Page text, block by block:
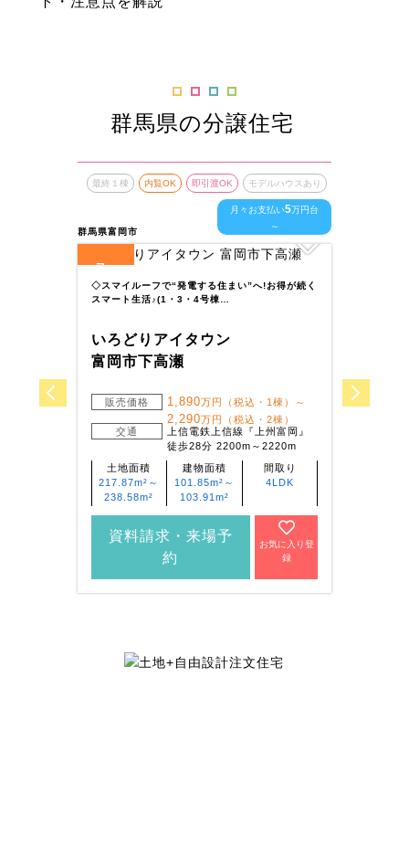
群馬県の分譲住宅
群馬県富岡市
最終１棟 内覧OK 即引渡OK モデルハウスあり
月々お支払い5万円台
～
7
◇スマイルーフで“発電する住まい”へ!お得が続く
スマート生活♪(1・3・4号棟…
いろどりアイタウン
富岡市下高瀬
販売価格 1,890万円（税込・1棟）～
2,290万円（税込・2棟）
交通
上信電鉄上信線『上州富岡』
徒歩28分 2200m～2220m
土地面積
217.87m²～
238.58m²
建物面積
101.85m²～
103.91m²
間取り
4LDK
資料請求・来場予
約
お気に入り登
録